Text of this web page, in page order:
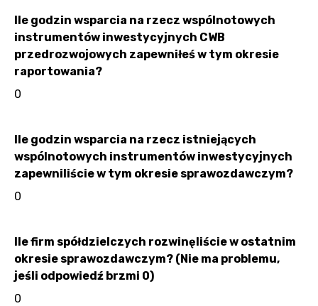
Ile godzin wsparcia na rzecz wspólnotowych
instrumentów inwestycyjnych CWB
przedrozwojowych zapewniłeś w tym okresie
raportowania?
0
Ile godzin wsparcia na rzecz istniejących
wspólnotowych instrumentów inwestycyjnych
zapewniliście w tym okresie sprawozdawczym?
0
Ile firm spółdzielczych rozwinęliście w ostatnim
okresie sprawozdawczym? (Nie ma problemu,
jeśli odpowiedź brzmi 0)
0